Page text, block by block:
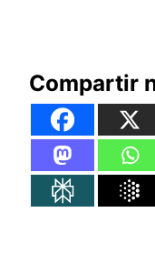
Compartir